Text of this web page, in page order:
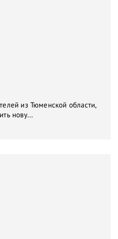
из Тюменской области,
нову...